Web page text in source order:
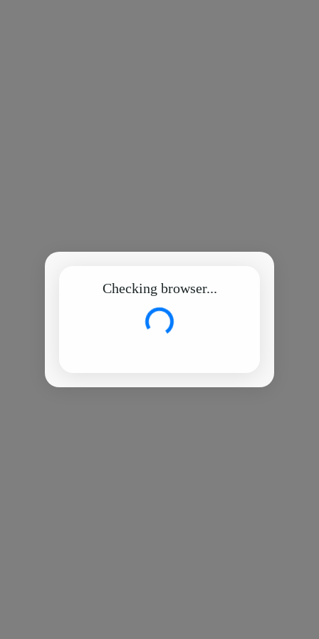
Checking browser...